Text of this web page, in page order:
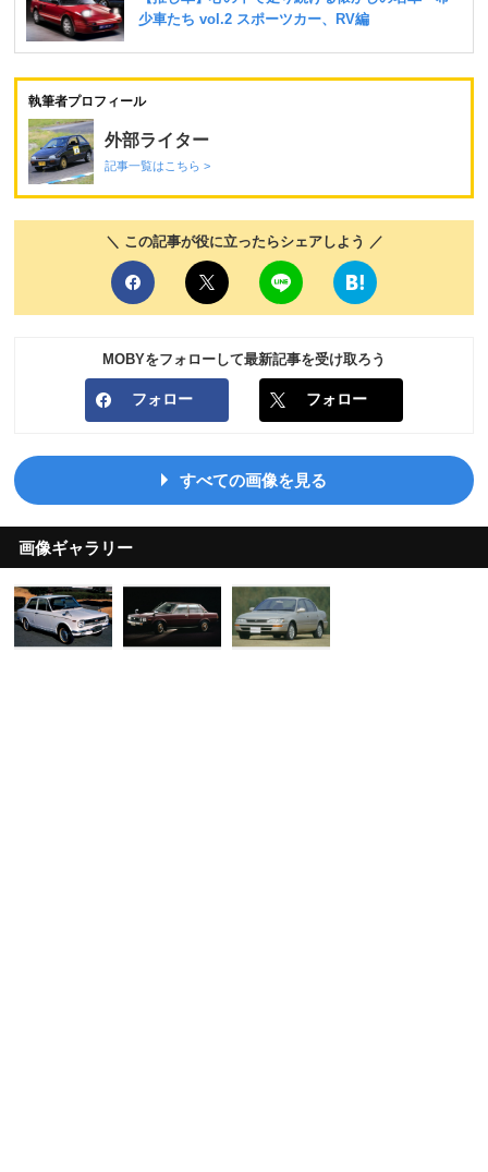
執筆者プロフィール
外部ライター
記事一覧はこちら >
＼ この記事が役に立ったらシェアしよう ／
MOBYをフォローして最新記事を受け取ろう
フォロー フォロー
すべての画像を見る
画像ギャラリー